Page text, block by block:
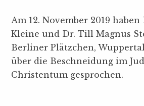
Am 12. November 2019
Kleine und Dr. Till Magnus
Berliner Plätzchen,
über die Beschneidung im
Christentum gesprochen.